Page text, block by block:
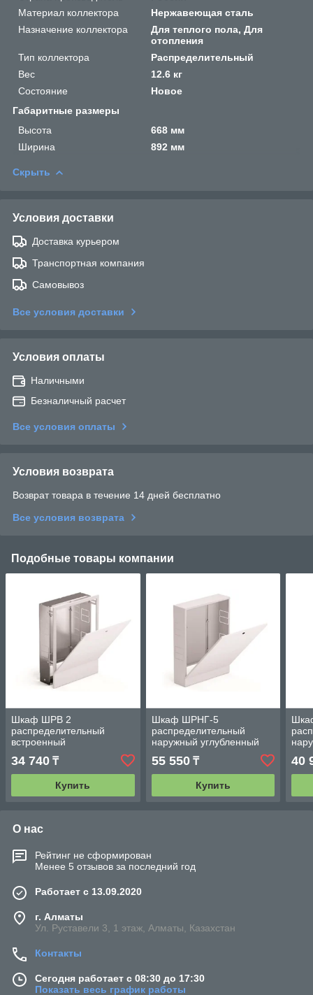
Материал коллектора
Нержавеющая сталь
Назначение коллектора
Для теплого пола, Для
отопления
Тип коллектора
Распределительный
Вес
12.6 кг
Состояние
Новое
Габаритные размеры
Высота
668 мм
Ширина
892 мм
Скрыть
Условия доставки
Доставка курьером
Транспортная компания
Самовывоз
Все условия доставки
Условия оплаты
Наличными
Безналичный расчет
Все условия оплаты
Условия возврата
Возврат товара в течение 14 дней бесплатно
Все условия возврата
Подобные товары компании
Шкаф ШРВ 2
распределительный
встроенный
входят)
34 740 ₸
Купить
Шкаф ШРНГ-5
распределительный
наружный углубленный
входят)
55 550₸
Купить
40
О нас
Рейтинг не сформирован
Менее 5 отзывов за последний год
Работает с 13.09.2020
г. Алматы
Ул. Руставели 3, 1 этаж, Алматы, Казахстан
Контакты
Сегодня работает с 08:30 до 17:30
Показать весь график работы